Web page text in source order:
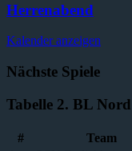
Herrenabend
Kalender anzeigen
Nächste Spiele
Tabelle 2. BL Nord
# Team